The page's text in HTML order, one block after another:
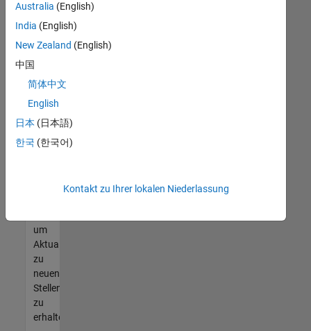
keine
offenen
Stellen
können,
die
Ihren
entsprechen,
werden
unseres
um
Aktualisierungen
zu
neuen
Stellenangeboten
zu
erhalten.
Australia (English)
India (English)
New Zealand (English)
中国
简体中文
English
日本 (日本語)
한국 (한국어)
Kontakt zu Ihrer lokalen Niederlassung